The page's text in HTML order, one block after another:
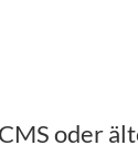
oder